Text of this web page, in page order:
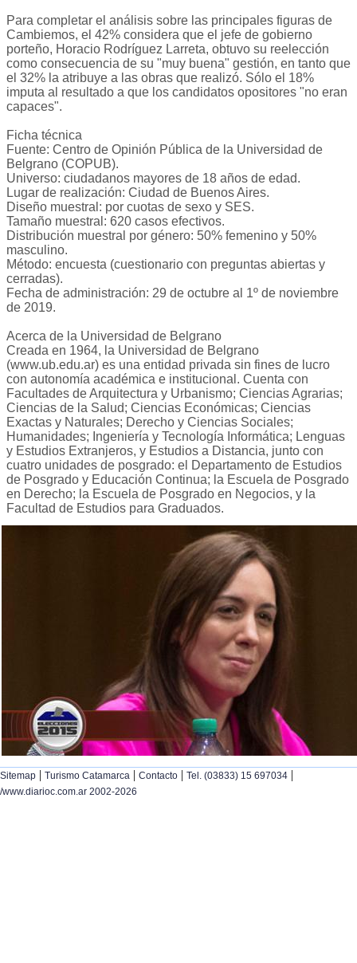
Para completar el análisis sobre las principales figuras de
Cambiemos, el 42% considera que el jefe de gobierno
porteño, Horacio Rodríguez Larreta, obtuvo su reelección
como consecuencia de su "muy buena" gestión, en tanto que
el 32% la atribuye a las obras que realizó. Sólo el 18%
imputa al resultado a que los candidatos opositores "no eran
capaces".
Ficha técnica
Fuente: Centro de Opinión Pública de la Universidad de
Belgrano (COPUB).
Universo: ciudadanos mayores de 18 años de edad.
Lugar de realización: Ciudad de Buenos Aires.
Diseño muestral: por cuotas de sexo y SES.
Tamaño muestral: 620 casos efectivos.
Distribución muestral por género: 50% femenino y 50%
masculino.
Método: encuesta (cuestionario con preguntas abiertas y
cerradas).
Fecha de administración: 29 de octubre al 1º de noviembre
de 2019.
Acerca de la Universidad de Belgrano
Creada en 1964, la Universidad de Belgrano
(www.ub.edu.ar) es una entidad privada sin fines de lucro
con autonomía académica e institucional. Cuenta con
Facultades de Arquitectura y Urbanismo; Ciencias Agrarias;
Ciencias de la Salud; Ciencias Económicas; Ciencias
Exactas y Naturales; Derecho y Ciencias Sociales;
Humanidades; Ingeniería y Tecnología Informática; Lenguas
y Estudios Extranjeros, y Estudios a Distancia, junto con
cuatro unidades de posgrado: el Departamento de Estudios
de Posgrado y Educación Continua; la Escuela de Posgrado
en Derecho; la Escuela de Posgrado en Negocios, y la
Facultad de Estudios para Graduados.
Sitemap | Turismo Catamarca | Contacto | Tel. (03833) 15 697034 |
/www.diarioc.com.ar 2002-2026